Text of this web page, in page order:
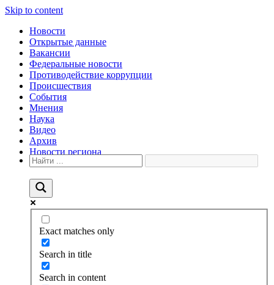
Skip to content
Новости
Открытые данные
Вакансии
Федеральные новости
Противодействие коррупции
Происшествия
События
Мнения
Наука
Видео
Архив
Новости региона
Exact matches only
Search in title
Search in content